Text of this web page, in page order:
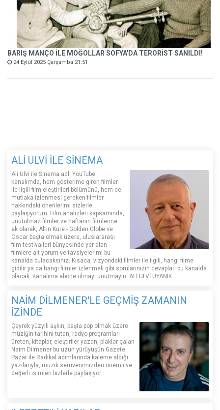
BARIŞ MANÇO İLE MOĞOLLAR SOFYA'DA TERORİST SANILDI!
24 Eylül 2025 Çarşamba 21:51
ALİ ULVİ İLE SİNEMA
Ali Ulvi ile Sinema adlı YouTube
kanalımda, hem gösterime giren filmler
ile ilgili film eleştirileri bölümünü, hem de
mutlaka izlenmesi gereken filmler
hakkındaki önerilerimi sizlerle
paylaşıyorum. Film analizleri kapsamında,
unutulmaz filmler ve haftanın filmlerine
ek olarak, Altın Küre - Golden Globe ve
Oscar başta olmak üzere, uluslararası
film festivalleri bünyesinde yer alan
filmlere ait yorum ve tavsiyelerimi bu
kanalda bulacaksınız. Kısaca, vizyondaki filmler ile ilgili, hangi filme
gidilir ya da hangi filmler izlenmeli gibi sorularınızın cevapları bu kanalda
olacak. Kanalıma abone olmayı unutmayın. ALİ ULVİ UYANIK
NAİM DİLMENER'LE GEÇMİŞ ZAMANIN
İZİNDE
Çeyrek yüzyılı aşkın, başta pop olmak üzere
müziğin tarihini tutan, radyo programları
üreten, kitaplar, eleştiriler yazan, plaklar çalan
Naim Dilmener bu uzun yürüyüşün Gazete
Pazar ile Radikal adımlarında kaleme aldığı
yazılarıyla, müzik serüvenimizden önemli ve
değerli isimleri bizlerle paylaşıyor.